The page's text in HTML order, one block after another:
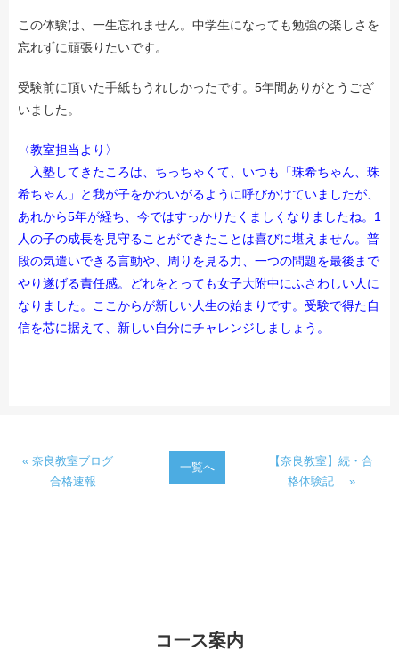
この体験は、一生忘れません。中学生になっても勉強の楽しさを
忘れずに頑張りたいです。
受験前に頂いた手紙もうれしかったです。5年間ありがとうござ
いました。
〈教室担当より〉
入塾してきたころは、ちっちゃくて、いつも「珠希ちゃん、珠
希ちゃん」と我が子をかわいがるように呼びかけていましたが、
あれから5年が経ち、今ではすっかりたくましくなりましたね。1
人の子の成長を見守ることができたことは喜びに堪えません。普
段の気遣いできる言動や、周りを見る力、一つの問題を最後まで
やり遂げる責任感。どれをとっても女子大附中にふさわしい人に
なりました。ここからが新しい人生の始まりです。受験で得た自
信を芯に据えて、新しい自分にチャレンジしましょう。
« 奈良教室ブログ
合格速報
一覧へ
【奈良教室】続・合
格体験記 »
コース案内